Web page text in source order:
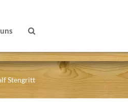
Stengritt